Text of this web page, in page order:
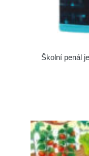
Školní penál